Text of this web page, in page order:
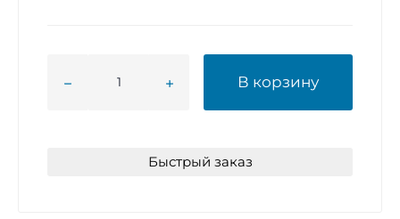
В корзину
Быстрый заказ